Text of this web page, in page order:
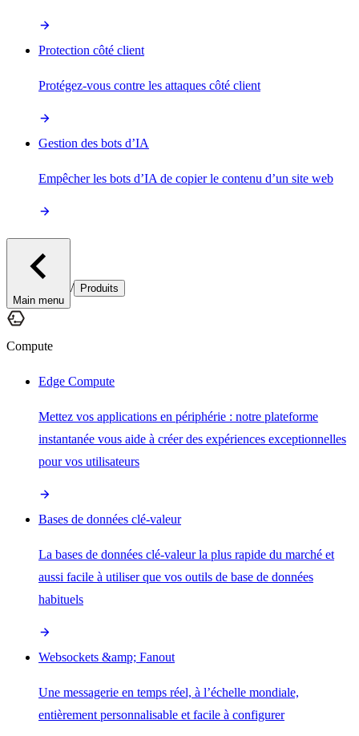
Protection côté client
Protégez-vous contre les attaques côté client
Gestion des bots d’IA
Empêcher les bots d’IA de copier le contenu d’un site web
Main menu
/ Produits
Compute
Edge Compute
Mettez vos applications en périphérie : notre plateforme
instantanée vous aide à créer des expériences exceptionnelles
pour vos utilisateurs
Bases de données clé-valeur
La bases de données clé-valeur la plus rapide du marché et
aussi facile à utiliser que vos outils de base de données
habituels
Websockets &amp; Fanout
Une messagerie en temps réel, à l’échelle mondiale,
entièrement personnalisable et facile à configurer